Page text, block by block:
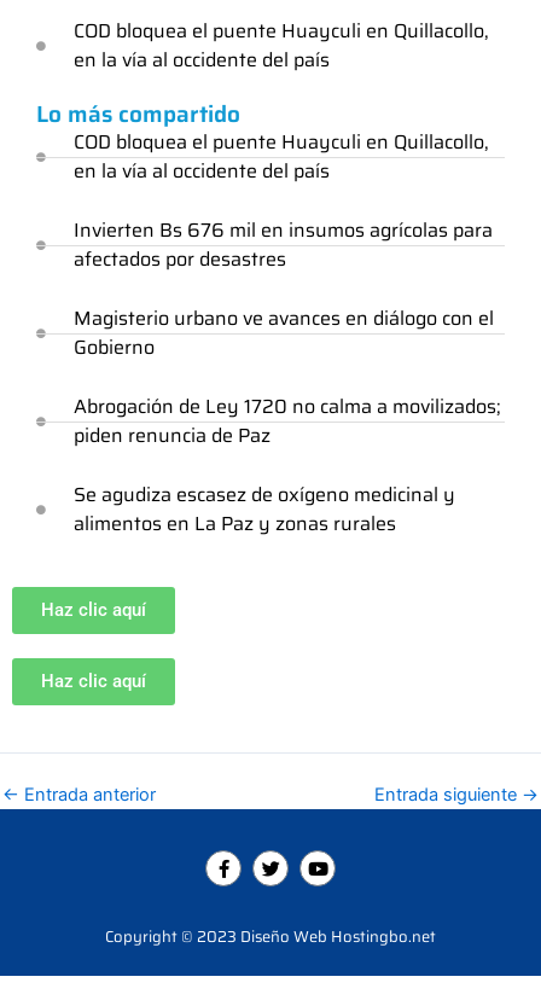
COD bloquea el puente Huayculi en Quillacollo,
en la vía al occidente del país
Lo más compartido
COD bloquea el puente Huayculi en Quillacollo,
en la vía al occidente del país
Invierten Bs 676 mil en insumos agrícolas para
afectados por desastres
Magisterio urbano ve avances en diálogo con el
Gobierno
Abrogación de Ley 1720 no calma a movilizados;
piden renuncia de Paz
Se agudiza escasez de oxígeno medicinal y
alimentos en La Paz y zonas rurales
Haz clic aquí
Haz clic aquí
← Entrada anterior Entrada siguiente →
F
a
b
o
T
w
t
e
Y
o
u
b
Copyright © 2023 Diseño Web Hostingbo.net